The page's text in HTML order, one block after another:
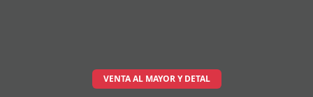
VENTA AL MAYOR Y DETAL